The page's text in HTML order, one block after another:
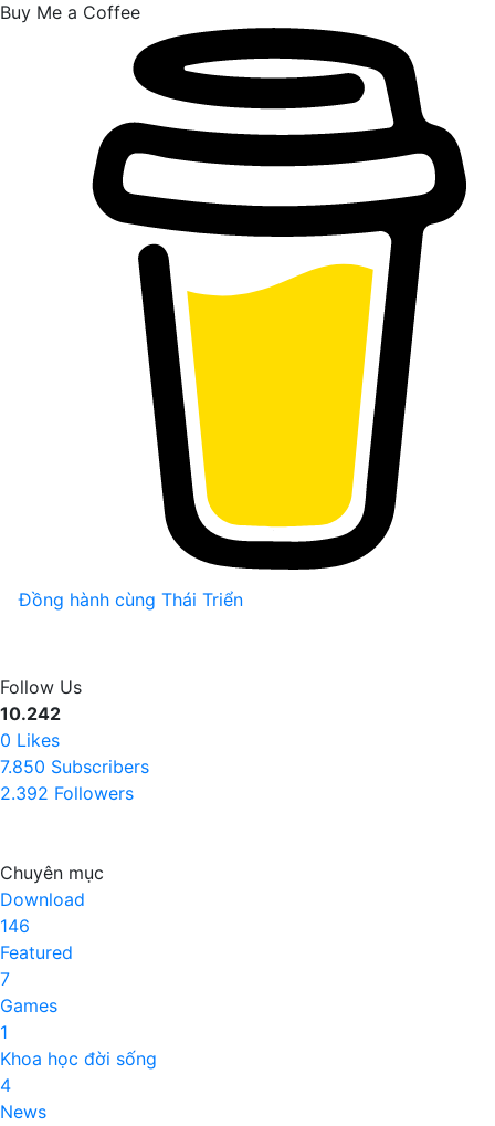
Buy Me a Coffee
Đồng hành cùng Thái Triển
Follow Us
10.242
0 Likes
7.850 Subscribers
2.392 Followers
Chuyên mục
Download
146
Featured
7
Games
1
Khoa học đời sống
4
News